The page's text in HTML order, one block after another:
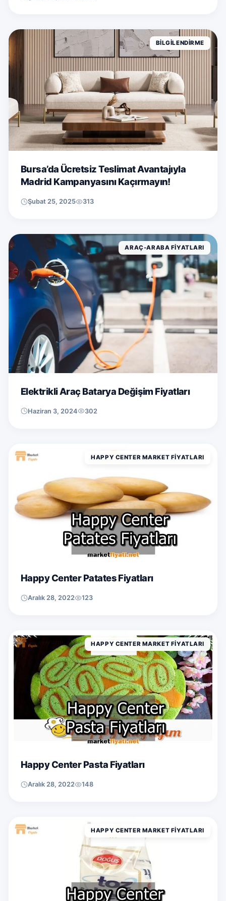
BILGILENDIRME
Bursa’da Ücretsiz Teslimat Avantajıyla
Madrid Kampanyasını Kaçırmayın!
Şubat 25, 2025 313
ARAÇ-ARABA FIYATLARI
Elektrikli Araç Batarya Değişim Fiyatları
Haziran 3, 2024 302
HAPPY CENTER MARKET FIYATLARI
Happy Center Patates Fiyatları
Aralık 28, 2022 123
HAPPY CENTER MARKET FIYATLARI
Happy Center Pasta Fiyatları
Aralık 28, 2022 148
HAPPY CENTER MARKET FIYATLARI